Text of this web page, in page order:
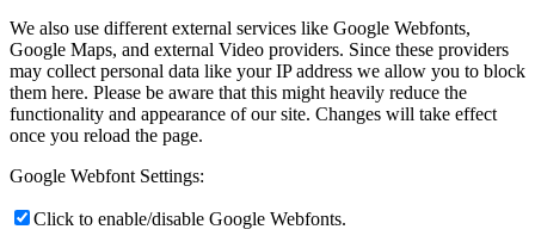
We also use different external services like Google Webfonts,
Google Maps, and external Video providers. Since these providers
may collect personal data like your IP address we allow you to block
them here. Please be aware that this might heavily reduce the
functionality and appearance of our site. Changes will take effect
once you reload the page.
Google Webfont Settings:
Click to enable/disable Google Webfonts.